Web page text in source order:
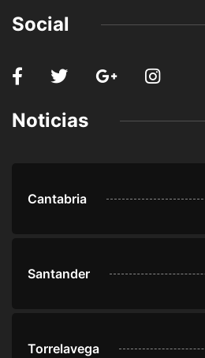
Social
Noticias
Cantabria
Santander
Torrelavega